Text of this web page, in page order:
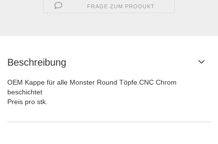
FRAGE ZUM PRODUKT
Beschreibung
OEM Kappe für alle Monster Round Töpfe.CNC Chrom
beschichtet
Preis pro stk.